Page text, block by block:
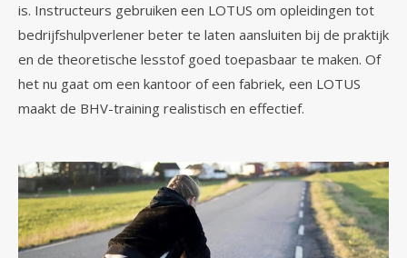
is. Instructeurs gebruiken een LOTUS om opleidingen tot
bedrijfshulpverlener beter te laten aansluiten bij de praktijk
en de theoretische lesstof goed toepasbaar te maken. Of
het nu gaat om een kantoor of een fabriek, een LOTUS
maakt de BHV-training realistisch en effectief.